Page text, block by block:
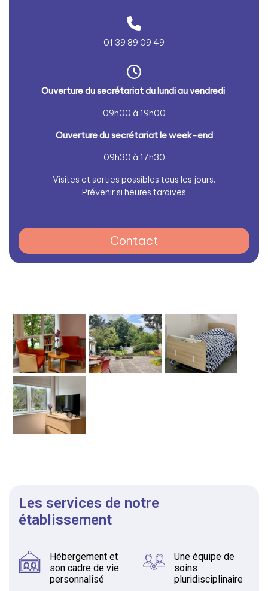
01 39 89 09 49
Ouverture du secrétariat du lundi au vendredi
09h00 à 19h00
Ouverture du secrétariat le week-end
09h30 à 17h30
Visites et sorties possibles tous les jours.
Prévenir si heures tardives
Contact
Les services de notre
établissement
Hébergement et
son cadre de vie
personnalisé
Une équipe de
soins
pluridisciplinaire